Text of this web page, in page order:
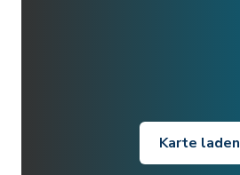
Karte laden